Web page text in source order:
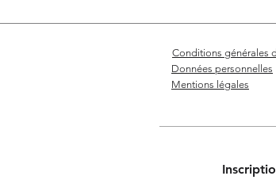
Conditions générales
Données personnelles
Mentions légales